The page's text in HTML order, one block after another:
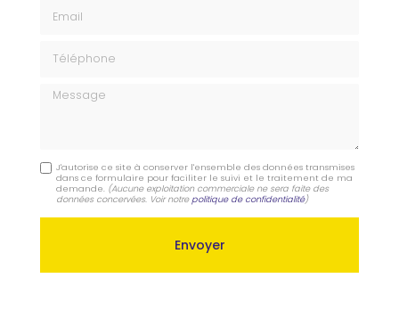
Message
J'autorise ce site à conserver l'ensemble des données transmises
dans ce formulaire pour faciliter le suivi et le traitement de ma
demande. (Aucune exploitation commerciale ne sera faite des
données concervées. Voir notre politique de confidentialité)